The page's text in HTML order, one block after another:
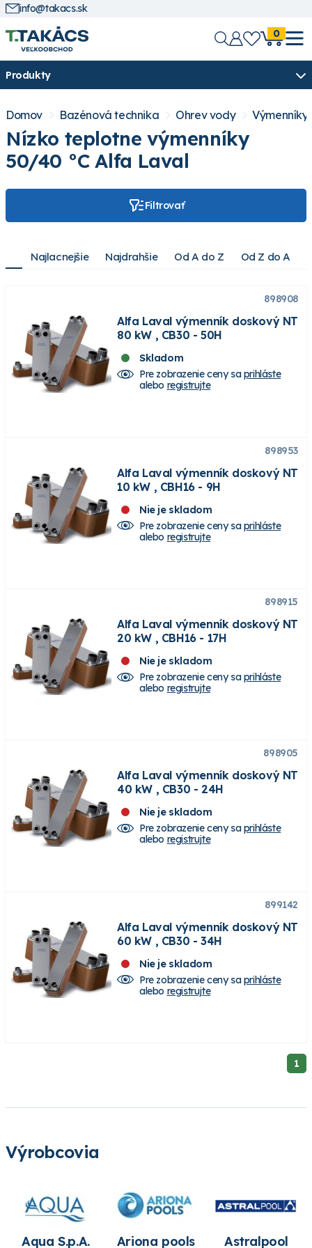
info@takacs.sk
0
Produkty
Domov Bazénová technika Ohrev vody Výmenníky
Nízko teplotne výmenníky
50/40 °C Alfa Laval
Filtrovať
Najlacnejšie Najdrahšie Od A do Z Od Z do A
898908
Alfa Laval výmenník doskový NT
80 kW , CB30 - 50H
Skladom
Pre zobrazenie ceny saprihláste
alebo registrujte
898953
Alfa Laval výmenník doskový NT
10 kW , CBH16 - 9H
Nie je skladom
Pre zobrazenie ceny saprihláste
alebo registrujte
898915
Alfa Laval výmenník doskový NT
20 kW , CBH16 - 17H
Nie je skladom
Pre zobrazenie ceny saprihláste
alebo registrujte
898905
Alfa Laval výmenník doskový NT
40 kW , CB30 - 24H
Nie je skladom
Pre zobrazenie ceny saprihláste
alebo registrujte
899142
Alfa Laval výmenník doskový NT
60 kW , CB30 - 34H
Nie je skladom
Pre zobrazenie ceny saprihláste
alebo registrujte
1
Výrobcovia
Aqua S.p.A. Ariona pools Astralpool